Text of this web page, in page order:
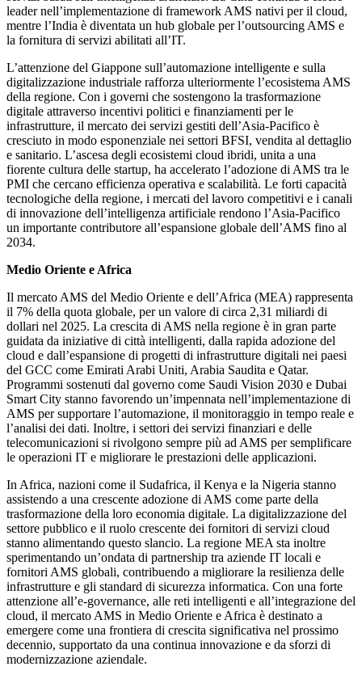
leader nell’implementazione di framework AMS nativi per il cloud,
mentre l’India è diventata un hub globale per l’outsourcing AMS e
la fornitura di servizi abilitati all’IT.
L’attenzione del Giappone sull’automazione intelligente e sulla
digitalizzazione industriale rafforza ulteriormente l’ecosistema AMS
della regione. Con i governi che sostengono la trasformazione
digitale attraverso incentivi politici e finanziamenti per le
infrastrutture, il mercato dei servizi gestiti dell’Asia-Pacifico è
cresciuto in modo esponenziale nei settori BFSI, vendita al dettaglio
e sanitario. L’ascesa degli ecosistemi cloud ibridi, unita a una
fiorente cultura delle startup, ha accelerato l’adozione di AMS tra le
PMI che cercano efficienza operativa e scalabilità. Le forti capacità
tecnologiche della regione, i mercati del lavoro competitivi e i canali
di innovazione dell’intelligenza artificiale rendono l’Asia-Pacifico
un importante contributore all’espansione globale dell’AMS fino al
2034.
Medio Oriente e Africa
Il mercato AMS del Medio Oriente e dell’Africa (MEA) rappresenta
il 7% della quota globale, per un valore di circa 2,31 miliardi di
dollari nel 2025. La crescita di AMS nella regione è in gran parte
guidata da iniziative di città intelligenti, dalla rapida adozione del
cloud e dall’espansione di progetti di infrastrutture digitali nei paesi
del GCC come Emirati Arabi Uniti, Arabia Saudita e Qatar.
Programmi sostenuti dal governo come Saudi Vision 2030 e Dubai
Smart City stanno favorendo un’impennata nell’implementazione di
AMS per supportare l’automazione, il monitoraggio in tempo reale e
l’analisi dei dati. Inoltre, i settori dei servizi finanziari e delle
telecomunicazioni si rivolgono sempre più ad AMS per semplificare
le operazioni IT e migliorare le prestazioni delle applicazioni.
In Africa, nazioni come il Sudafrica, il Kenya e la Nigeria stanno
assistendo a una crescente adozione di AMS come parte della
trasformazione della loro economia digitale. La digitalizzazione del
settore pubblico e il ruolo crescente dei fornitori di servizi cloud
stanno alimentando questo slancio. La regione MEA sta inoltre
sperimentando un’ondata di partnership tra aziende IT locali e
fornitori AMS globali, contribuendo a migliorare la resilienza delle
infrastrutture e gli standard di sicurezza informatica. Con una forte
attenzione all’e-governance, alle reti intelligenti e all’integrazione del
cloud, il mercato AMS in Medio Oriente e Africa è destinato a
emergere come una frontiera di crescita significativa nel prossimo
decennio, supportato da una continua innovazione e da sforzi di
modernizzazione aziendale.